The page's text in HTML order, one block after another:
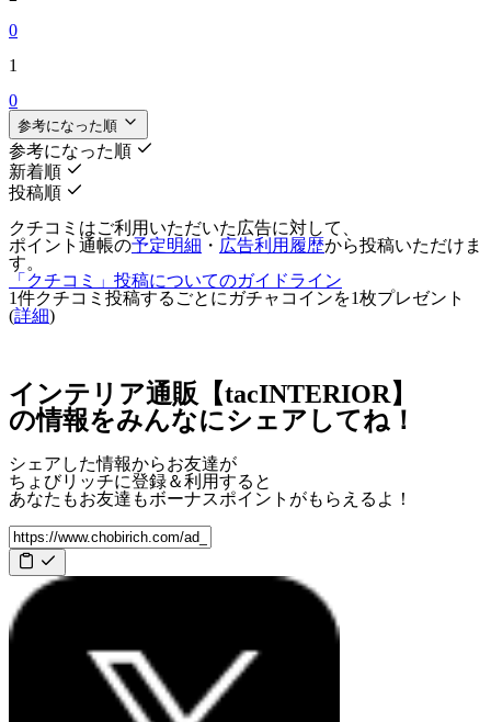
0
1
0
参考になった順
参考になった順
新着順
投稿順
クチコミはご利用いただいた広告に対して、
ポイント通帳の予定明細 ・ 広告利用履歴から投稿いただけま
す。
「クチコミ」投稿についてのガイドライン
1件クチコミ投稿するごとに ガチャコインを1枚プレゼント
(詳細)
インテリア通販【tacINTERIOR】
の情報をみんなにシェアしてね！
シェアした情報からお友達が
ちょびリッチに登録＆利用すると
あなたもお友達もボーナスポイント がもらえるよ！